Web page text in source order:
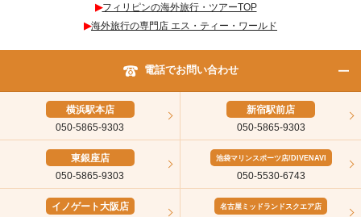
▶︎フィリピンの海外旅行・ツアーTOP
▶︎海外旅行の専門店 エス・ティー・ワールド
電話でお問い合わせ
横浜駅本店
050-5865-9303
新宿駅前店
050-5865-9303
東銀座店
050-5865-9303
池袋マリンスポーツ店/DIVENAVI
050-5530-6743
イノゲート大阪店
名古屋ミッドランドスクエア店